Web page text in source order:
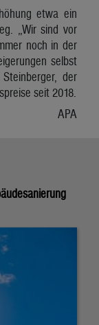
etwa ein
„Wir sind vor
noch in der
selbst
der
seit 2018.
APA